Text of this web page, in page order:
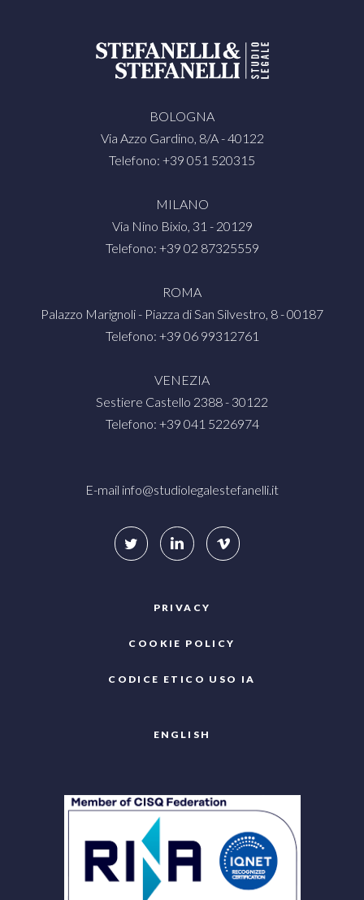
BOLOGNA
Via Azzo Gardino, 8/A - 40122
Telefono: +39 051 520315
MILANO
Via Nino Bixio, 31 - 20129
Telefono: +39 02 87325559
ROMA
Palazzo Marignoli - Piazza di San Silvestro, 8 - 00187
Telefono: +39 06 99312761
VENEZIA
Sestiere Castello 2388 - 30122
Telefono: +39 041 5226974
E-mail info@studiolegalestefanelli.it
PRIVACY
COOKIE POLICY
CODICE ETICO USO IA
ENGLISH